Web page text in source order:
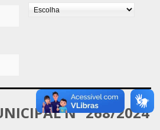
Nº 268/2024